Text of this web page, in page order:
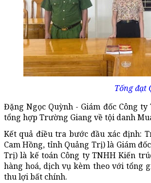
Tống đạt
Đặng Ngọc Quỳnh - Giám đốc Công
tổng hợp Trường Giang về tội danh
Kết quả điều tra bước đầu xác định:
Cam Hồng, tỉnh Quảng Trị) là Giám
Trị) là kế toán Công ty TNHH Kiến
hàng hoá, dịch vụ kèm theo với tổng
thu lợi bất chính.